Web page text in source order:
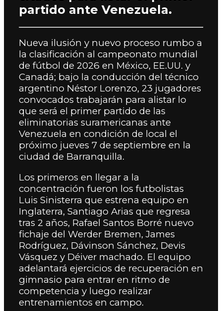
partido ante Venezuela.
Nueva ilusión y nuevo proceso rumbo a
la clasificación al campeonato mundial
de fútbol de 2026 en México, EE.UU. y
Canadá; bajo la conducción del técnico
argentino Néstor Lorenzo, 23 jugadores
convocados trabajarán para alistar lo
que será el primer partido de las
eliminatorias suramericanas ante
Venezuela en condición de local el
próximo jueves 7 de septiembre en la
ciudad de Barranquilla.
Los primeros en llegar a la
concentración fueron los futbolistas
Luis Sinisterra que estrena equipo en
Inglaterra, Santiago Arias que regresa
tras 2 años, Rafael Santos Borré nuevo
fichaje del Werder Bremen, James
Rodríguez, Dávinson Sánchez, Devis
Vásquez y Déiver machado. El equipo
adelantará ejercicios de recuperación en
gimnasio para entrar en ritmo de
competencia y luego realizar
entrenamientos en campo.